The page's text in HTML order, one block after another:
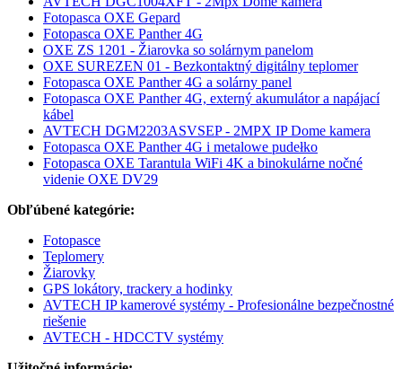
Fotopasca OXE Gepard
Fotopasca OXE Panther 4G
OXE ZS 1201 - Žiarovka so solárnym panelom
OXE SUREZEN 01 - Bezkontaktný digitálny teplomer
Fotopasca OXE Panther 4G a solárny panel
Fotopasca OXE Panther 4G, externý akumulátor a napájací
kábel
AVTECH DGM2203ASVSEP - 2MPX IP Dome kamera
Fotopasca OXE Panther 4G i metalowe pudełko
Fotopasca OXE Tarantula WiFi 4K a binokulárne nočné
videnie OXE DV29
Obľúbené kategórie:
Fotopasce
Teplomery
Žiarovky
GPS lokátory, trackery a hodinky
AVTECH IP kamerové systémy - Profesionálne bezpečnostné
riešenie
AVTECH - HDCCTV systémy